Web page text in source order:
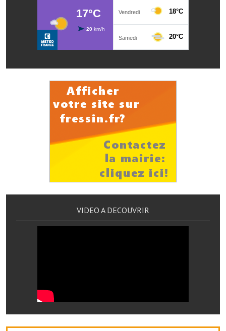
Services publics communaux
Démarches administratives
Urbanisme
Biens à louer
Terrains et maisons à vendre
Etablissements scolaires
Commerces et professions libérales
Exploitants agricoles
Salle Georges Delépine
Maison des services et des associations fressinoises
VIDEO A DECOUVRIR